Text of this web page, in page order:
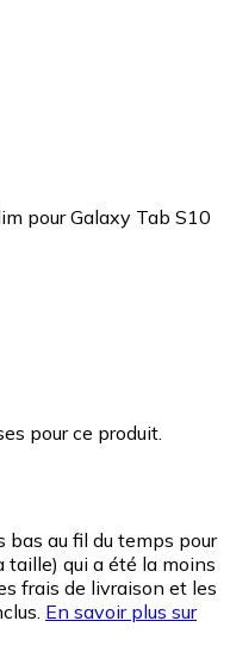
pour Galaxy Tab S10
pour ce produit.
bas au fil du temps pour
taille) qui a été la moins
frais de livraison et les
En savoir plus sur